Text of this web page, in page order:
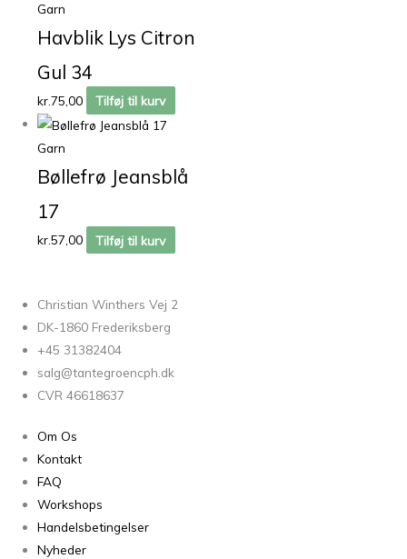
Garn
Havblik Lys Citron
Gul 34
kr.75,00 Tilføj til kurv
Garn
Bøllefrø Jeansblå
17
kr.57,00 Tilføj til kurv
Christian Winthers Vej 2
DK-1860 Frederiksberg
+45 31382404
salg@tantegroencph.dk
CVR 46618637
Om Os
Kontakt
FAQ
Workshops
Handelsbetingelser
Nyheder